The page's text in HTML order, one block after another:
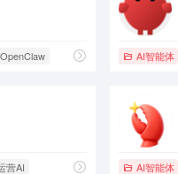
AI智能体
营AI AI智能体